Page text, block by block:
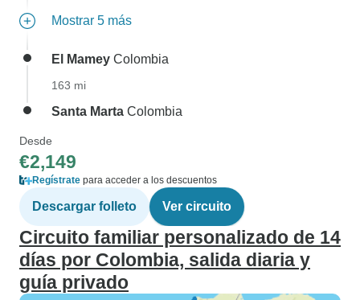
Mostrar 5 más
El Mamey Colombia
163 mi
Santa Marta Colombia
Desde
€2,149
Regístrate para acceder a los descuentos
Descargar folleto Ver circuito
Circuito familiar personalizado de 14
días por Colombia, salida diaria y
guía privado